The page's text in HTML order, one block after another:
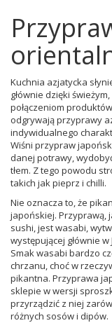
Kuchnia azjatycka
głównie dzięki
połączeniom
odgrywają przyprawy
indywidualnego
Wiśni przypraw
danej potrawy,
tłem. Z tego powodu
takich jak pieprz i chilli.
Nie oznacza to, że
japońskiej. Przyprawą,
sushi, jest wasabi,
występującej głównie
Smak wasabi bardzo
chrzanu, choć w
pikantna. Przyprawa
sklepie w wersji
przyrządzić z niej
różnych sosów i dipów.